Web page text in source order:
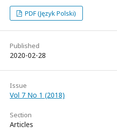
PDF (Język Polski)
Published
2020-02-28
Issue
Vol 7 No 1 (2018)
Section
Articles